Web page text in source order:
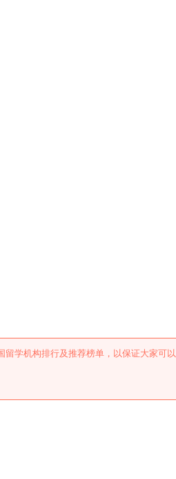
学机构排行及推荐榜单，以保证大家可